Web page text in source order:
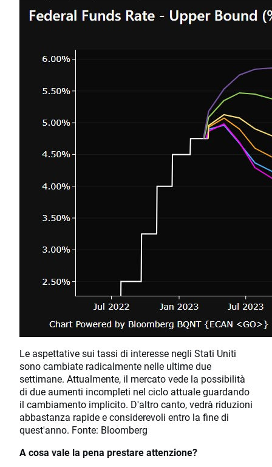
Le aspettative sui tassi di interesse negli Stati Uniti
sono cambiate radicalmente nelle ultime due
settimane. Attualmente, il mercato vede la possibilità
di due aumenti incompleti nel ciclo attuale guardando
il cambiamento implicito. D'altro canto, vedrà riduzioni
abbastanza rapide e considerevoli entro la fine di
quest'anno. Fonte: Bloomberg
A cosa vale la pena prestare attenzione?